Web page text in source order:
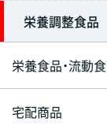
栄養調整食品
栄養食品・流動食
宅配商品